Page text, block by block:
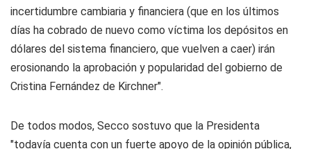
incertidumbre cambiaria y financiera (que en los últimos
días ha cobrado de nuevo como víctima los depósitos en
dólares del sistema financiero, que vuelven a caer) irán
erosionando la aprobación y popularidad del gobierno de
Cristina Fernández de Kirchner".
De todos modos, Secco sostuvo que la Presidenta
"todavía cuenta con un fuerte apoyo de la opinión pública,